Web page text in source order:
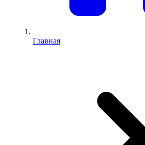
Главная